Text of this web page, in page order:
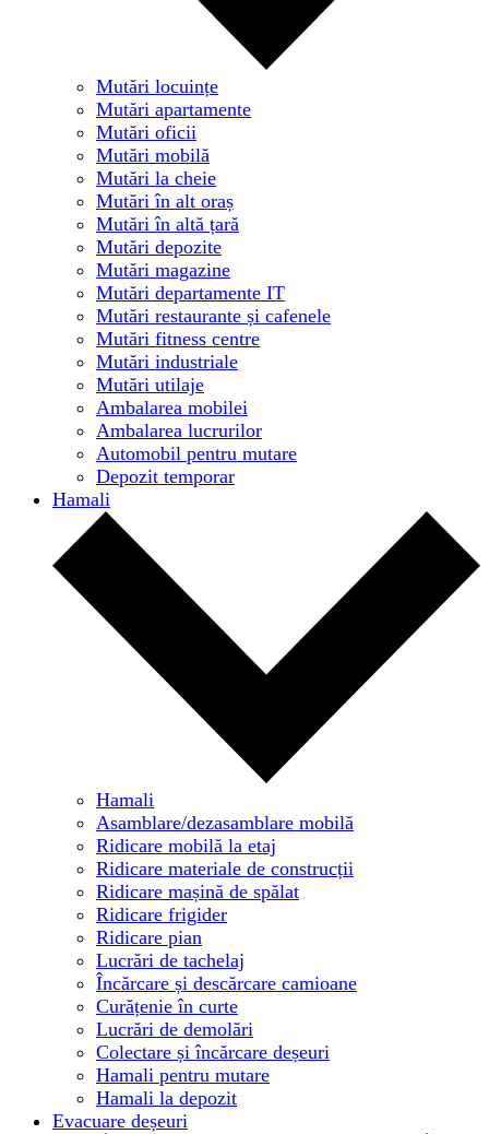
Mutări locuințe
Mutări apartamente
Mutări oficii
Mutări mobilă
Mutări la cheie
Mutări în alt oraș
Mutări în altă țară
Mutări depozite
Mutări magazine
Mutări departamente IT
Mutări restaurante și cafenele
Mutări fitness centre
Mutări industriale
Mutări utilaje
Ambalarea mobilei
Ambalarea lucrurilor
Automobil pentru mutare
Depozit temporar
Hamali
Hamali
Asamblare/dezasamblare mobilă
Ridicare mobilă la etaj
Ridicare materiale de construcții
Ridicare mașină de spălat
Ridicare frigider
Ridicare pian
Lucrări de tachelaj
Încărcare și descărcare camioane
Curățenie în curte
Lucrări de demolări
Colectare și încărcare deșeuri
Hamali pentru mutare
Hamali la depozit
Evacuare deșeuri